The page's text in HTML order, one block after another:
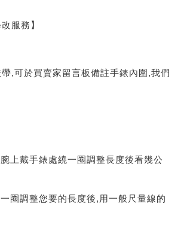
服務】
,可於買賣家留言板備註手錶內圍,我們
上戴手錶處繞一圈調整長度後看幾公
圈調整您要的長度後,用一般尺量線的